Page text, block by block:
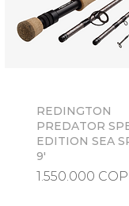
Vista rápida
REDINGTON
PREDATOR
EDITION SEA
9'
Precio
1.550.000 COP